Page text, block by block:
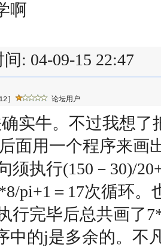
啊
: 04-09-15 22:47
论坛用户
实牛。不过我想
面用一个程序来画
须执行(150－30)/
pi+1＝17次循环。
行完毕后总共画了
中的j是多余的。不